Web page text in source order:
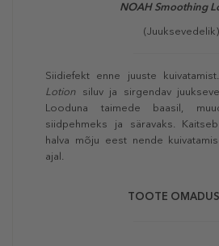
NOAH Smoothing
(Juuksevedelik)
Siidiefekt enne juuste
Lotion siluv ja sirgendav
Looduna taimede baasil,
siidpehmeks ja säravaks.
halva mõju eest nende
ajal.
TOOTE